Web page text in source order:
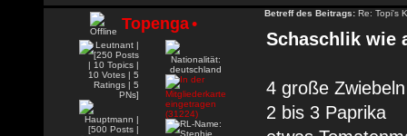
Topenga•
Betreff des Beitrags: Re: Topi's
Schaschlik wie
4 große Zwiebeln
2 bis 3 Paprika